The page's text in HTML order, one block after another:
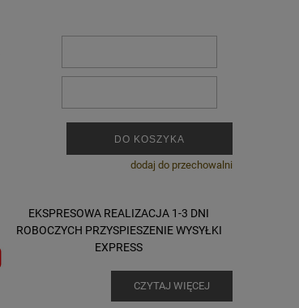
DO KOSZYKA
dodaj do przechowalni
EKSPRESOWA REALIZACJA 1-3 DNI
ROBOCZYCH PRZYSPIESZENIE WYSYŁKI
EXPRESS
CZYTAJ WIĘCEJ